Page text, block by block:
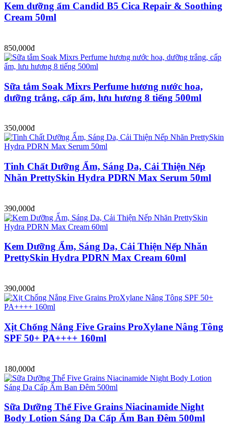
Kem dưỡng ẩm Candid B5 Cica Repair & Soothing
Cream 50ml
850,000đ
Sữa tắm Soak Mixrs Perfume hương nước hoa,
dưỡng trắng, cấp ẩm, lưu hương 8 tiếng 500ml
350,000đ
Tinh Chất Dưỡng Ẩm, Sáng Da, Cải Thiện Nếp
Nhăn PrettySkin Hydra PDRN Max Serum 50ml
390,000đ
Kem Dưỡng Ẩm, Sáng Da, Cải Thiện Nếp Nhăn
PrettySkin Hydra PDRN Max Cream 60ml
390,000đ
Xịt Chống Nắng Five Grains ProXylane Nâng Tông
SPF 50+ PA++++ 160ml
180,000đ
Sữa Dưỡng Thể Five Grains Niacinamide Night
Body Lotion Sáng Da Cấp Ẩm Ban Đêm 500ml